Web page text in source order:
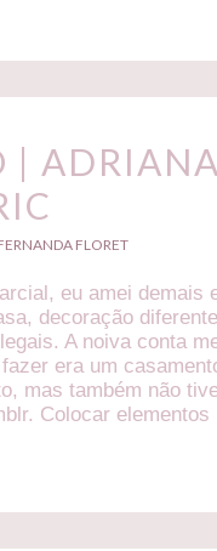
|
FLORET
eu amei demais
decoração
A noiva conta
era um
mas também não
Colocar elementos